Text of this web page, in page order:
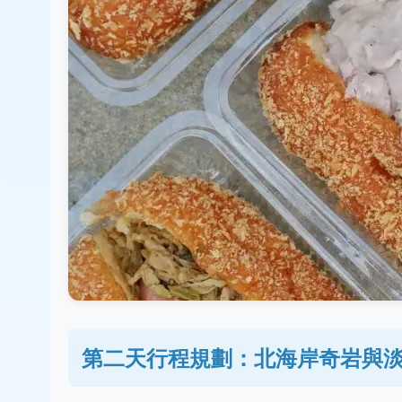
第二天行程規劃：北海岸奇岩與